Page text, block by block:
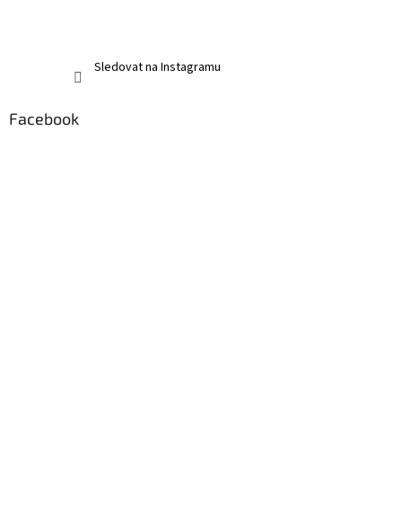
Sledovat na Instagramu
Facebook